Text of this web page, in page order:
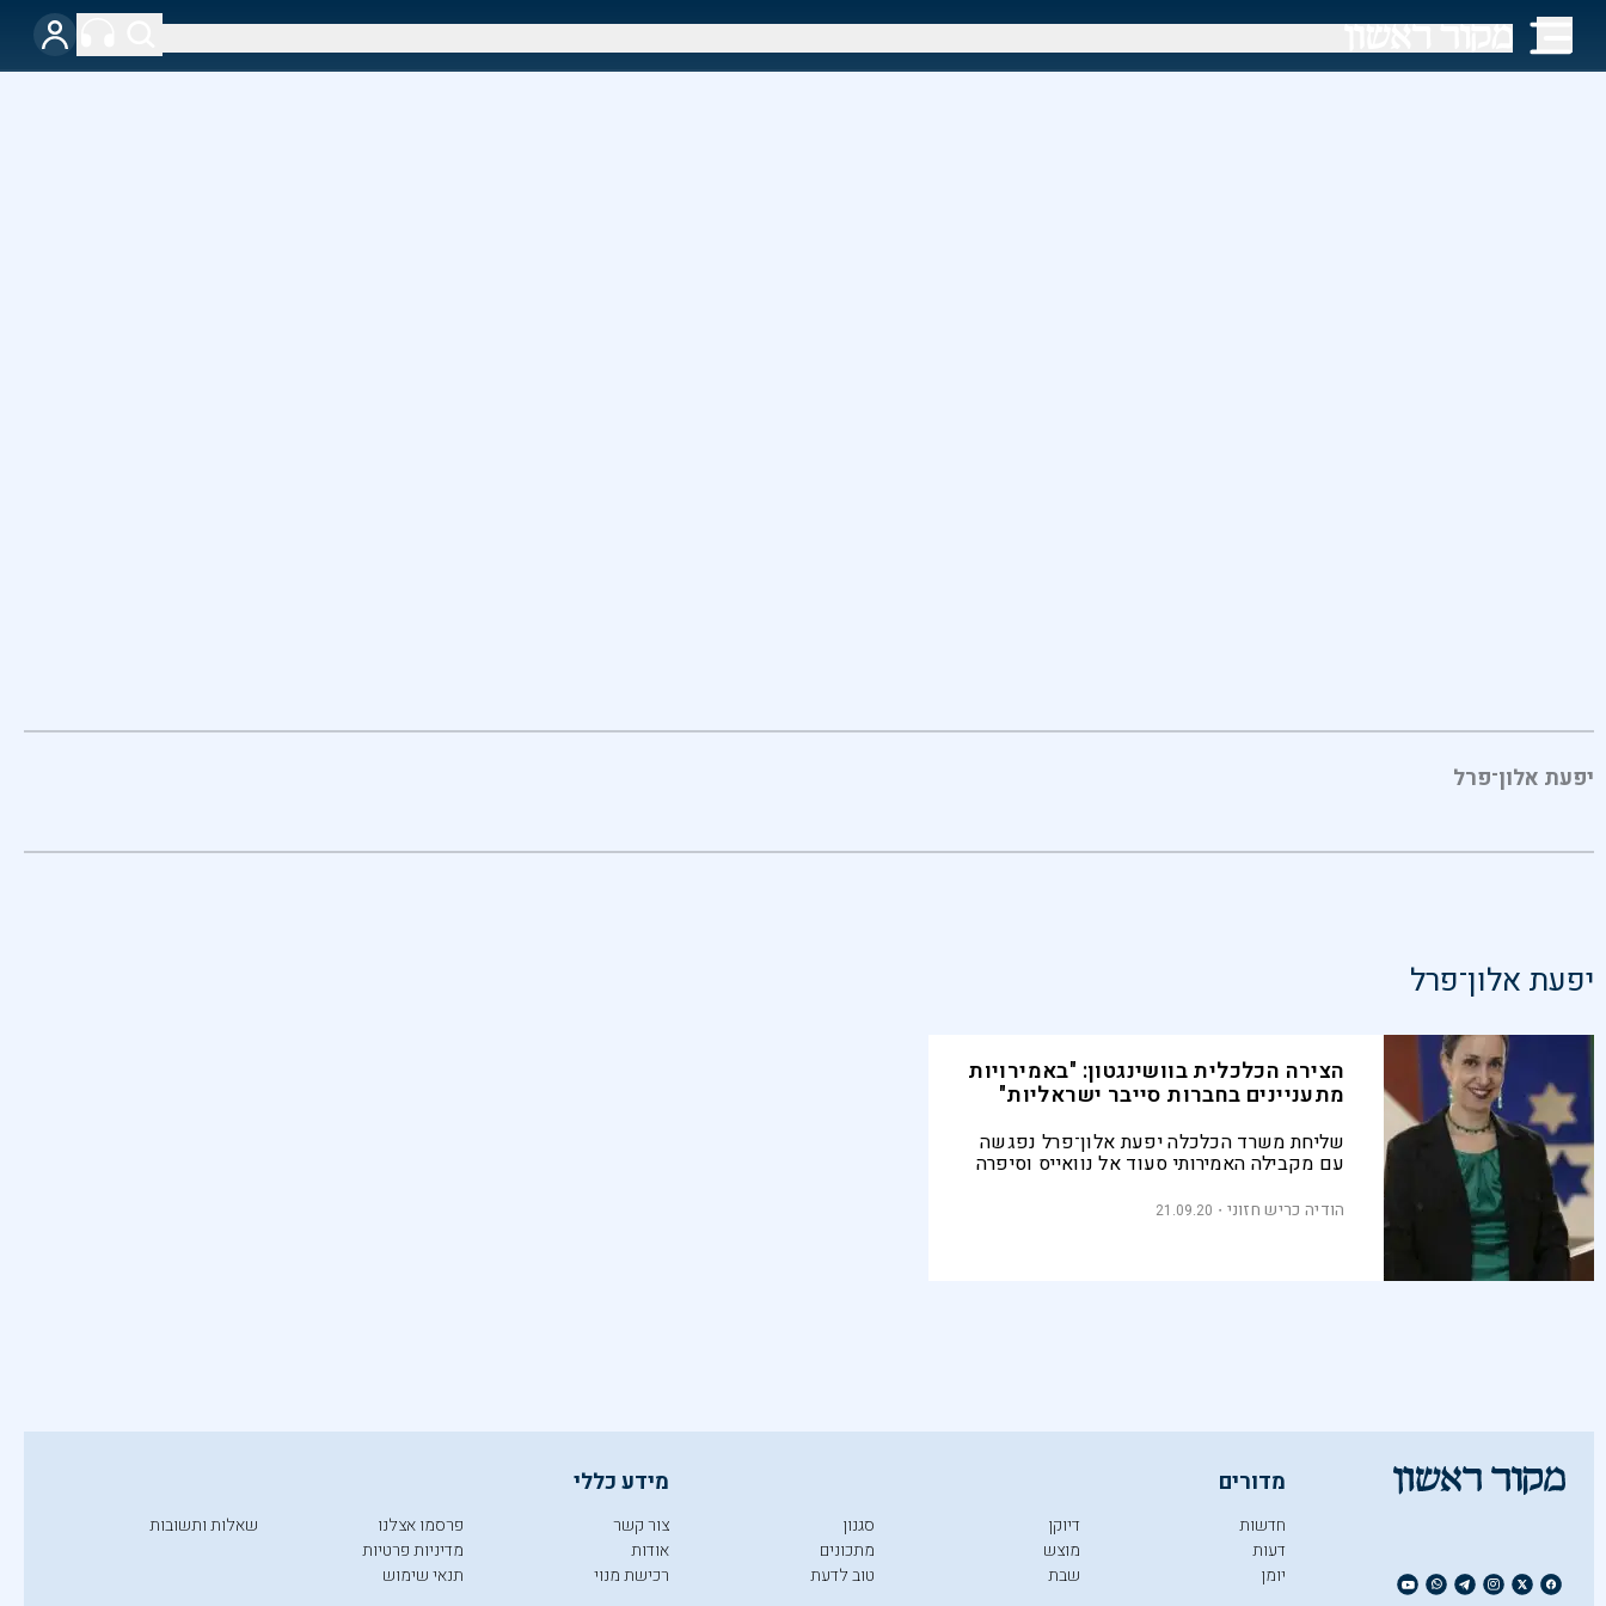
יפעת אלון־פרל
יפעת אלון־פרל
הצירה הכלכלית בוושינגטון: "באמירויות
מתעניינים בחברות סייבר ישראליות"
שליחת משרד הכלכלה יפעת אלון־פרל נפגשה
עם מקבילה האמירותי סעוד אל נוואייס וסיפרה
"האמירותים מתעניינים מאוד בחדשנות, ויש להם
הודיה כריש חזוני 21.09.20
מדורים
חדשות
דעות
יומן
דיוקן
מוצש
שבת
סגנון
מתכונים
טוב לדעת
מידע כללי
צור קשר
אודות
רכישת מנוי
פרסמו אצלנו
מדיניות פרטיות
תנאי שימוש
שאלות ותשובות